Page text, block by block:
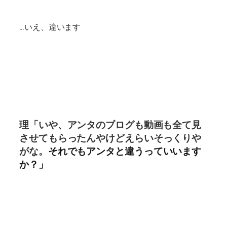
…いえ、違います
理「いや、アンタのブログも動画も全て見
させてもらったんやけどえらいそっくりや
がな。 それでもアンタと違うっていいます
か？」